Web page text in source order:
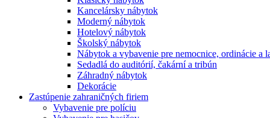
Kancelársky nábytok
Moderný nábytok
Hotelový nábytok
Školský nábytok
Nábytok a vybavenie pre nemocnice, ordinácie a
Sedadlá do auditórií, čakární a tribún
Záhradný nábytok
Dekorácie
Zastúpenie zahraničných firiem
Vybavenie pre políciu